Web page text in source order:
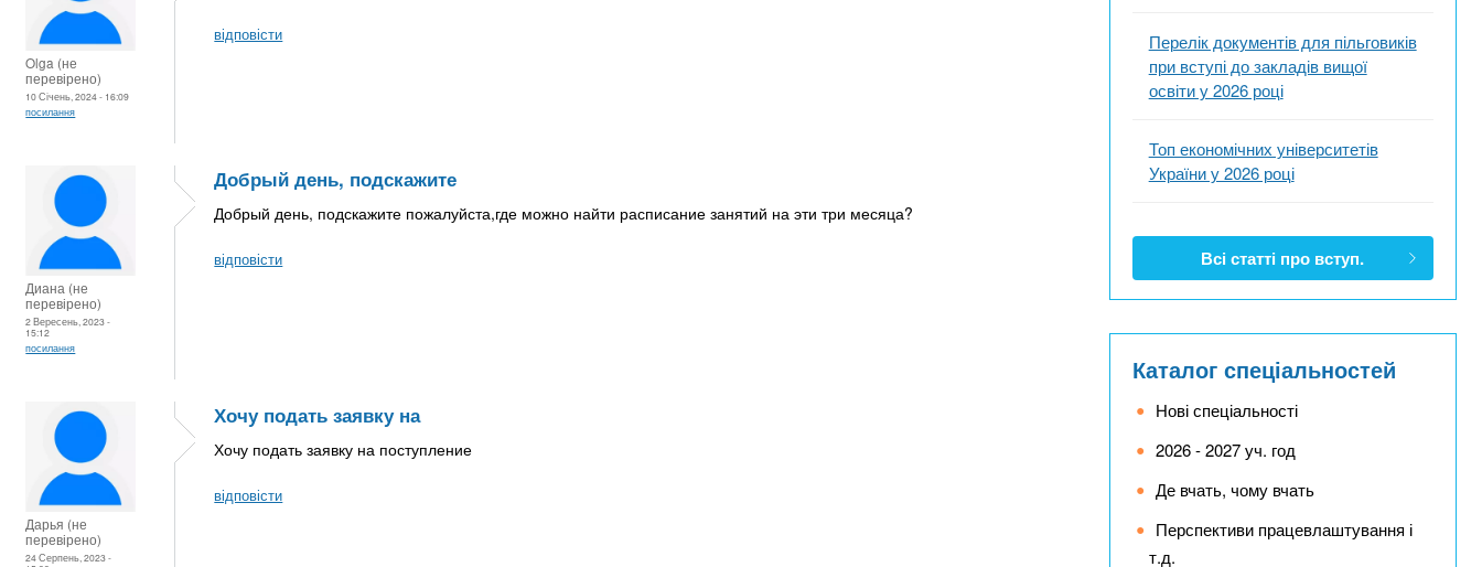
Olga (не
перевірено)
10 Січень, 2024 - 16:09
посилання
відповісти
Диана (не
перевірено)
2 Вересень, 2023 -
15:12
посилання
Добрый день, подскажите
Добрый день, подскажите пожалуйста,где можно найти расписание занятий на эти три месяца?
відповісти
Дарья (не
перевірено)
24 Серпень, 2023 -
Хочу подать заявку на
Хочу подать заявку на поступление
відповісти
Перелік документів для пільговиків
при вступі до закладів вищої
освіти у 2026 році
Топ економічних університетів
України у 2026 році
Всі статті про вступ.
Каталог спеціальностей
Нові спеціальності
2026 - 2027 уч. год
Де вчать, чому вчать
Перспективи працевлаштування і
т.д.